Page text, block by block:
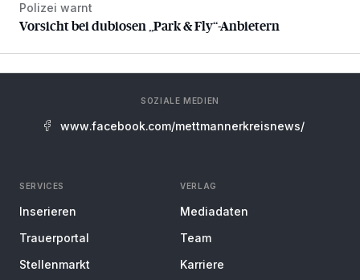
Vorsicht bei dubiosen „Park & Fly“-Anbietern
Polizei warnt
Vorsicht bei dubiosen „Park & Fly“-Anbietern
SOZIALE MEDIEN
www.facebook.com/mettmannerkreisnews/
SERVICES
Inserieren
Trauerportal
Stellenmarkt
VERLAG
Mediadaten
Team
Karriere